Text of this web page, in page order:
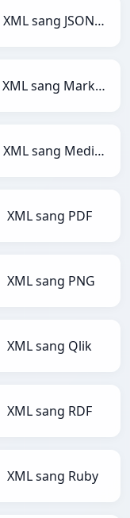
XML sang JSONLines
XML sang Markdown
XML sang MediaWiki
XML sang PDF
XML sang PNG
XML sang Qlik
XML sang RDF
XML sang Ruby